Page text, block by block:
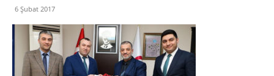
6 Şubat 2017